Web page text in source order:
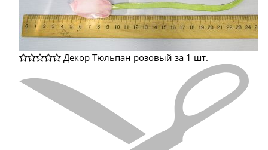
Декор Тюльпан розовый за 1 шт.